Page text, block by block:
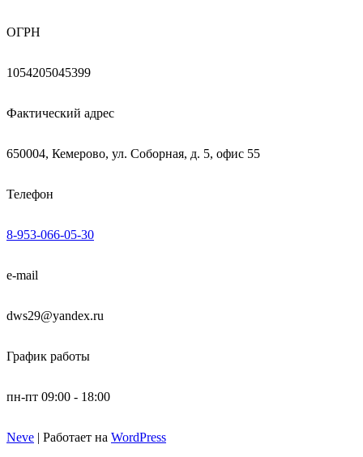
ОГРН
1054205045399
Фактический адрес
650004, Кемерово, ул. Соборная, д. 5, офис 55
Телефон
8-953-066-05-30
e-mail
dws29@yandex.ru
График работы
пн-пт 09:00 - 18:00
Neve | Работает на WordPress